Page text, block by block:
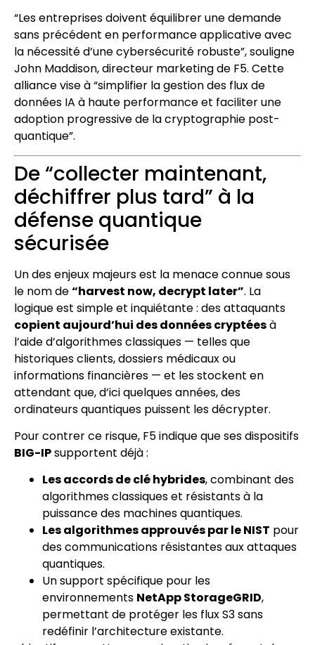
“Les entreprises doivent équilibrer une demande
sans précédent en performance applicative avec
la nécessité d’une cybersécurité robuste”, souligne
John Maddison, directeur marketing de F5. Cette
alliance vise à “simplifier la gestion des flux de
données IA à haute performance et faciliter une
adoption progressive de la cryptographie post-
quantique”.
De “collecter maintenant,
déchiffrer plus tard” à la
défense quantique
sécurisée
Un des enjeux majeurs est la menace connue sous
le nom de“harvest now, decrypt later”. La
logique est simple et inquiétante : des attaquants
copient aujourd’hui des données cryptéesà
l’aide d’algorithmes classiques — telles que
historiques clients, dossiers médicaux ou
informations financières — et les stockent en
attendant que, d’ici quelques années, des
ordinateurs quantiques puissent les décrypter.
Pour contrer ce risque, F5 indique que ses dispositifs
BIG-IPsupportent déjà :
Les accords de clé hybrides, combinant des
algorithmes classiques et résistants à la
puissance des machines quantiques.
Les algorithmes approuvés par le NIST pour
des communications résistantes aux attaques
quantiques.
Un support spécifique pour les
environnements NetApp StorageGRID,
permettant de protéger les flux S3 sans
redéfinir l’architecture existante.